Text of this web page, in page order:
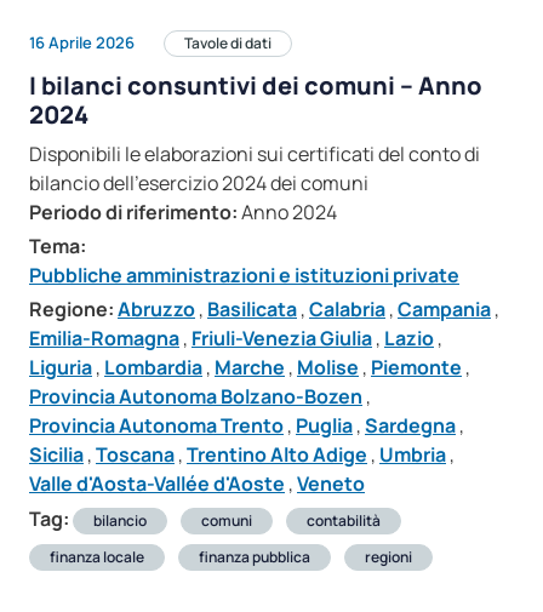
16 Aprile 2026 Tavole di dati
I bilanci consuntivi dei comuni – Anno
2024
Disponibili le elaborazioni sui certificati del conto di
bilancio dell’esercizio 2024 dei comuni
Periodo di riferimento:Anno 2024
Tema:
Pubbliche amministrazioni e istituzioni private
Regione:Abruzzo, Basilicata,Calabria,Campania,
Emilia-Romagna, Friuli-Venezia Giulia, Lazio,
Liguria, Lombardia, Marche , Molise , Piemonte ,
Provincia Autonoma Bolzano-Bozen ,
Provincia Autonoma Trento, Puglia,Sardegna,
Sicilia,Toscana,Trentino Alto Adige , Umbria,
Valle d'Aosta-Vallée d'Aoste ,Veneto
Tag:
bilancio comuni
contabilità
finanza locale
finanza pubblica regioni